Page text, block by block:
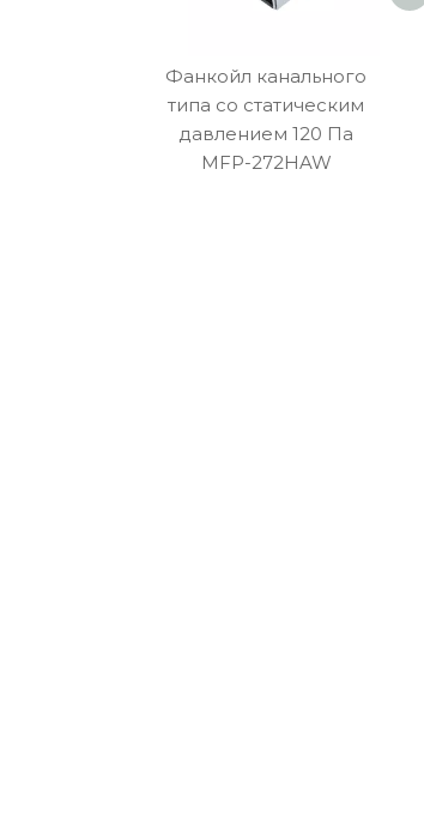
Фанкойл канального
типа со статическим
давлением 120 Па
MFP-272HAW